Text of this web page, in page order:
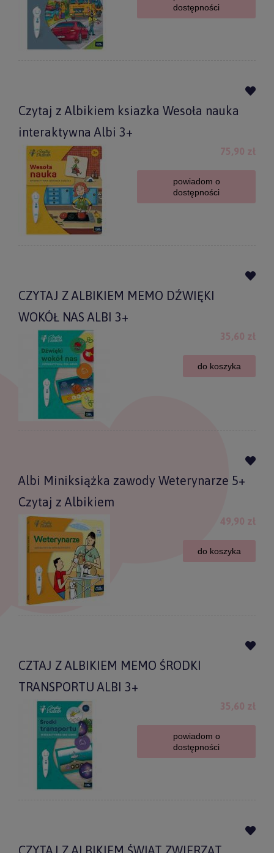
dostępności
Czytaj z Albikiem ksiazka Wesoła nauka
interaktywna Albi 3+
75,90 zł
powiadom o
dostępności
CZYTAJ Z ALBIKIEM MEMO DŹWIĘKI
WOKÓŁ NAS ALBI 3+
35,60 zł
do koszyka
Albi Miniksiążka zawody Weterynarze 5+
Czytaj z Albikiem
49,90 zł
do koszyka
CZTAJ Z ALBIKIEM MEMO ŚRODKI
TRANSPORTU ALBI 3+
35,60 zł
powiadom o
dostępności